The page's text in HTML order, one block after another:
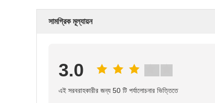
সামগ্রিক মূল্যায়ন
3.0
এই সরবরাহকারীর জন্য 50 টি পর্যালোচনার ভিত্তিতে